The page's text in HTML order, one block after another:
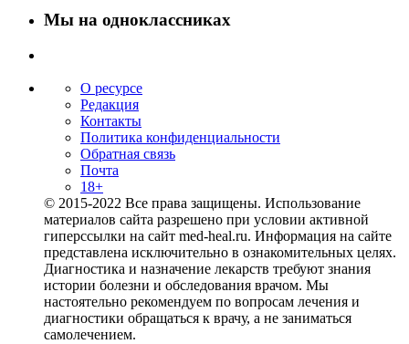
Мы на одноклассниках
О ресурсе
Редакция
Контакты
Политика конфиденциальности
Обратная связь
Почта
18+
© 2015-2022 Все права защищены. Использование
материалов сайта разрешено при условии активной
гиперссылки на сайт med-heal.ru. Информация на сайте
представлена исключительно в ознакомительных целях.
Диагностика и назначение лекарств требуют знания
истории болезни и обследования врачом. Мы
настоятельно рекомендуем по вопросам лечения и
диагностики обращаться к врачу, а не заниматься
самолечением.